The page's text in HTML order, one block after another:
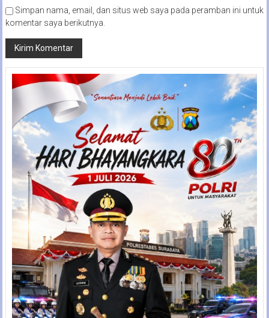
Simpan nama, email, dan situs web saya pada peramban ini untuk
komentar saya berikutnya.